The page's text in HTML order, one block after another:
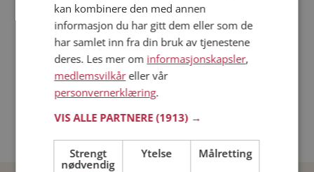
Dating på mobilen
Dating på Møteplassen
Nettdatingtips
Match Making på Møteplassen
Single synes
Date kvinner i Norge
Date menn i Norge
kan kombinere den med annen
informasjon du har gitt dem eller som de
har samlet inn fra din bruk av tjenestene
deres. Les mer om informasjonskapsler,
medlemsvilkåreller vår
personvernerklæring.
VIS ALLE PARTNERE(1913) →
Strengt
nødvendig
Ytelse Målretting